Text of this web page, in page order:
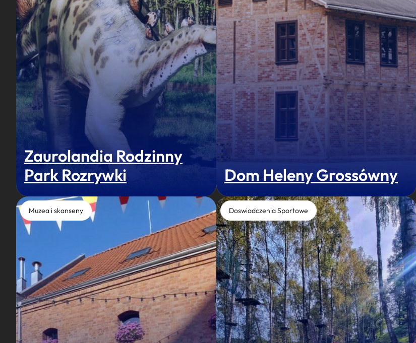
Zaurolandia Rodzinny
Park Rozrywki
Dom Heleny Grossówny
Muzea i skanseny Doswiadczenia Sportowe